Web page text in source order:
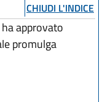
CHIUDI L'INDICE
approvato
promulga